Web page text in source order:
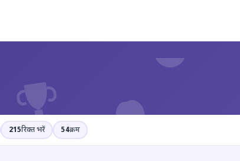
?
215रिक्त भरें 54क्रम